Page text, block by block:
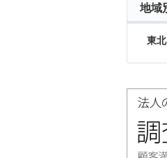
地域
東北